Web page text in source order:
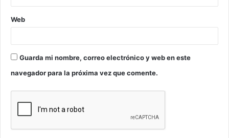
Web
Guarda mi nombre, correo electrónico y web en este
navegador para la próxima vez que comente.